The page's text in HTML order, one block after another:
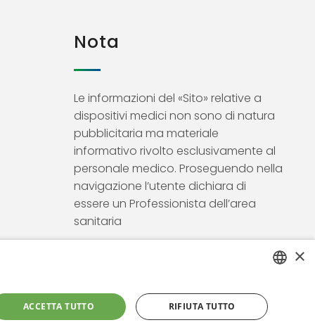
Nota
Le informazioni del «Sito» relative a
dispositivi medici non sono di natura
pubblicitaria ma materiale
informativo rivolto esclusivamente al
personale medico. Proseguendo nella
navigazione l’utente dichiara di
essere un Professionista dell’area
sanitaria
ITALIAN
ENGLISH
×
ACCETTA TUTTO RIFIUTA TUTTO